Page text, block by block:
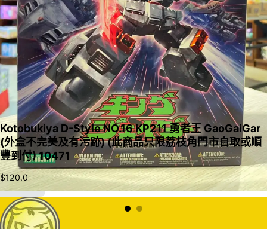
入購物車
Kotobukiya D-Style NO.16 KP211 勇者王 GaoGaiGar
(外盒不完美及有污跡) (此商品只限荔枝角門市自取或順
豐到付) 10471
$120.0